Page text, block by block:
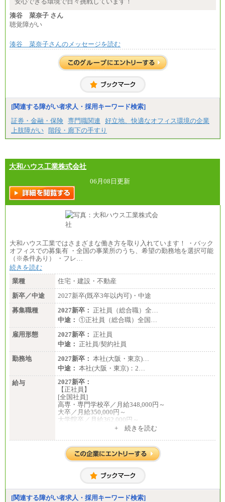
湊谷 菜奈子 さん
聴覚障がい
湊谷 菜奈子さんのメッセージを読む
[関連する障がい者求人・採用キーワード検索]
証券・金融・保険 専門職関連
好立地、快適なオフィス環境の企業
上肢障がい 階段・廊下の手すり
大和ハウス工業株式会社
06月08日更新
大和ハウス工業ではさまざまな働き方を取り入れています！ ・バック
オフィスでの募集有 ・全国の事業所のうち、希望の勤務地を選択可能
（※条件あり） ・フレ…
続きを読む
業種
住宅・建設・不動産
新卒／中途
2027新卒(既卒3年以内可)・中途
募集職種
2027新卒： 正社員（総合職）全…
中途： ①正社員（総合職）全国…
雇用形態
2027新卒： 正社員
中途： 正社員/契約社員
勤務地
2027新卒： 本社(大阪・東京)…
中途： 本社(大阪・東京)：2…
給与
2027新卒：
【正社員】
[全国社員]
高専・専門学校卒／月給348,000円～
大卒／月給350,000円～
大学院卒／月給362,000円～
[地域社員]月給295,000円～
【正社員】
[全国社員]月給348,000円～
[地域社員]月給295,000円～
【契約社員】月給200,000円～
+ 続きを読む
[関連する障がい者求人・採用キーワード検索]